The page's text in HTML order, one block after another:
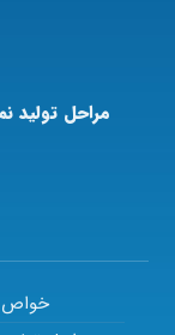
مراحل
خواص